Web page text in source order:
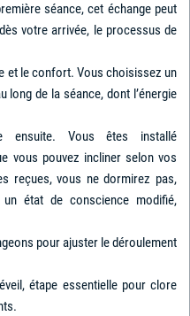
séance, cet échange peut
votre arrivée, le processus de
et le confort. Vous choisissez un
de la séance, dont l’énergie
ensuite. Vous êtes installé
vous pouvez incliner selon vos
reçues, vous ne dormirez pas,
état de conscience modifié,
pour ajuster le déroulement
étape essentielle pour clore